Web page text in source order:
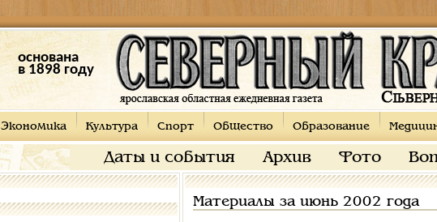
основана
в 1898 году
Экономика Культура Спорт Общество Образование
Даты и события Архив Фото
Материалы за июнь 2002 года